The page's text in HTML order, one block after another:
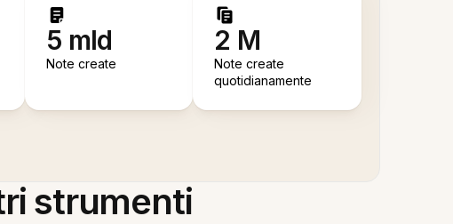
5 mld
Note create
2 M
Note create
quotidianamente
strumenti